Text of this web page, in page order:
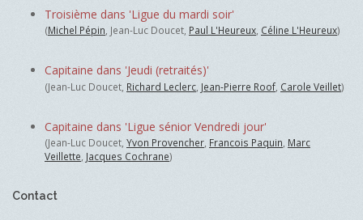
Troisième dans 'Ligue du mardi soir'
(Michel Pépin, Jean-Luc Doucet, Paul L'Heureux, Céline L'Heureux)
Capitaine dans 'Jeudi (retraités)'
(Jean-Luc Doucet, Richard Leclerc Jean-Pierre Roof, Carole Veillet)
Capitaine dans 'Ligue sénior Vendredi jour'
(Jean-Luc Doucet, Yvon Provencher Francois Paquin Marc
Veillette Jacques Cochrane)
Contact